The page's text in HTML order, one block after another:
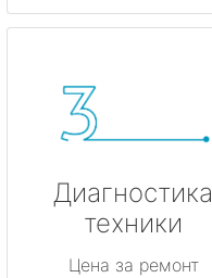
Диагностика
техники
Цена за ремонт